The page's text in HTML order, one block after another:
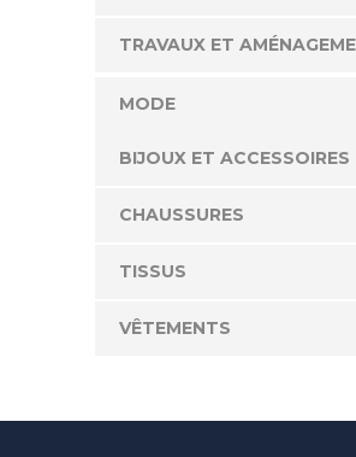
TRAVAUX ET
MODE
BIJOUX ET ACCESSOIRES
CHAUSSURES
TISSUS
VÊTEMENTS